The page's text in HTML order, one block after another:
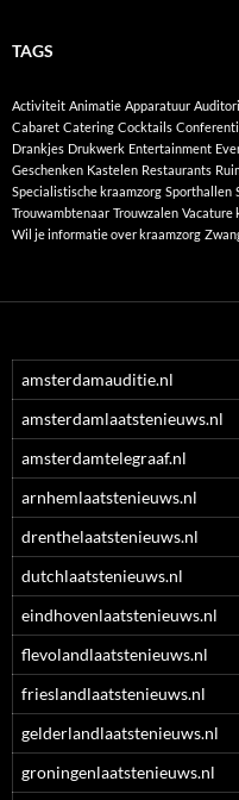
TAGS
Activiteit Animatie Apparatuur
Cabaret Catering Cocktails
Drankjes Drukwerk Entertainment
Geschenken Kastelen Restaurants
Specialistische kraamzorg Sporthallen
Trouwambtenaar Trouwzalen Vacature
Wil je informatie over kraamzorg
amsterdamauditie.nl
amsterdamlaatstenieuws.nl
amsterdamtelegraaf.nl
arnhemlaatstenieuws.nl
drenthelaatstenieuws.nl
dutchlaatstenieuws.nl
eindhovenlaatstenieuws.nl
flevolandlaatstenieuws.nl
frieslandlaatstenieuws.nl
gelderlandlaatstenieuws.nl
groningenlaatstenieuws.nl